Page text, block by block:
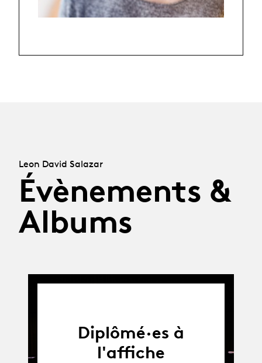
Leon David Salazar
Évènements &
Albums
Diplômé·es à
l'affiche